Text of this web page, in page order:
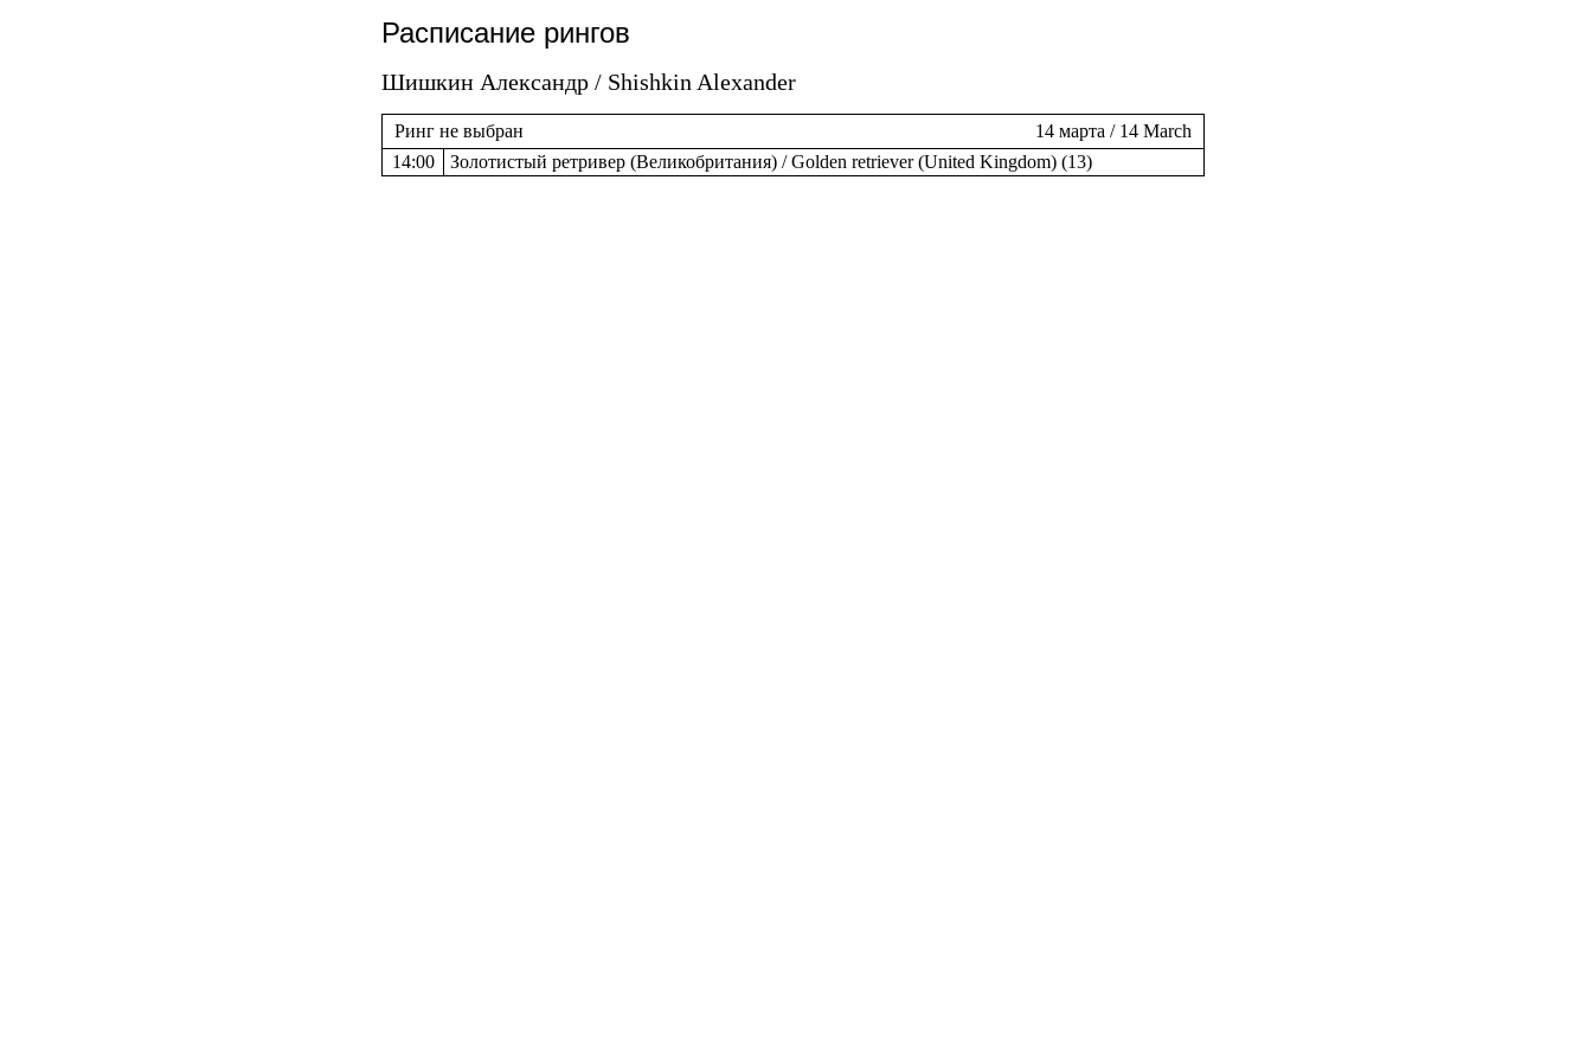
Расписание рингов
Шишкин Александр / Shishkin Alexander
Ринг не выбран
14 марта / 14 March
14:00
Золотистый ретривер (Великобритания) / Golden retriever (United Kingdom) (13)